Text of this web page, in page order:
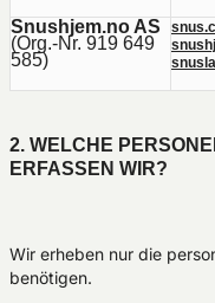
Snushjem.no AS
(Org.-Nr. 919 649
585)
2. WELCHE
ERFASSEN WIR?
Wir erheben nur die
benötigen.